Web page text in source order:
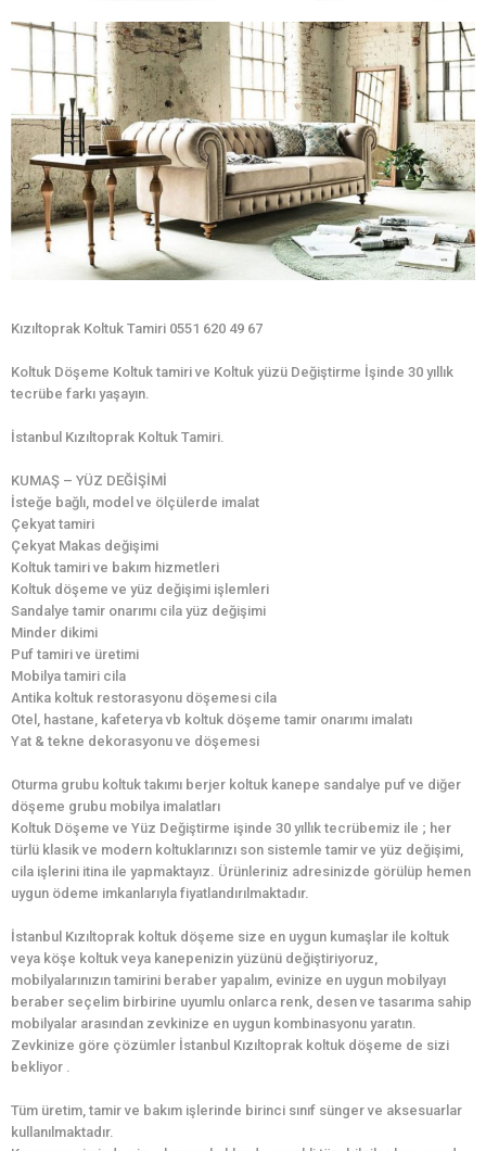
Kızıltoprak Koltuk Tamiri 0551 620 49 67
Koltuk Döşeme Koltuk tamiri ve Koltuk yüzü Değiştirme İşinde 30 yıllık
tecrübe farkı yaşayın.
İstanbul Kızıltoprak Koltuk Tamiri.
KUMAŞ – YÜZ DEĞİŞİMİ
İsteğe bağlı, model ve ölçülerde imalat
Çekyat tamiri
Çekyat Makas değişimi
Koltuk tamiri ve bakım hizmetleri
Koltuk döşeme ve yüz değişimi işlemleri
Sandalye tamir onarımı cila yüz değişimi
Minder dikimi
Puf tamiri ve üretimi
Mobilya tamiri cila
Antika koltuk restorasyonu döşemesi cila
Otel, hastane, kafeterya vb koltuk döşeme tamir onarımı imalatı
Yat & tekne dekorasyonu ve döşemesi
Oturma grubu koltuk takımı berjer koltuk kanepe sandalye puf ve diğer
döşeme grubu mobilya imalatları
Koltuk Döşeme ve Yüz Değiştirme işinde 30 yıllık tecrübemiz ile ; her
türlü klasik ve modern koltuklarınızı son sistemle tamir ve yüz değişimi,
cila işlerini itina ile yapmaktayız. Ürünleriniz adresinizde görülüp hemen
uygun ödeme imkanlarıyla fiyatlandırılmaktadır.
İstanbul Kızıltoprak koltuk döşeme size en uygun kumaşlar ile koltuk
veya köşe koltuk veya kanepenizin yüzünü değiştiriyoruz,
mobilyalarınızın tamirini beraber yapalım, evinize en uygun mobilyayı
beraber seçelim birbirine uyumlu onlarca renk, desen ve tasarıma sahip
mobilyalar arasından zevkinize en uygun kombinasyonu yaratın.
Zevkinize göre çözümler İstanbul Kızıltoprak koltuk döşeme de sizi
bekliyor .
Tüm üretim, tamir ve bakım işlerinde birinci sınıf sünger ve aksesuarlar
kullanılmaktadır.